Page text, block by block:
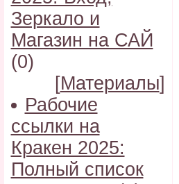
Зеркало и
Магазин на САЙ
(0)
[Материалы]
Рабочие
ссылки на
Кракен 2025:
Полный список